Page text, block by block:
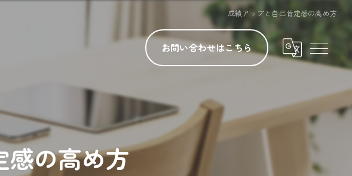
成績アップと自己肯定感の高め方
お問い合わせはこちら
感の高め方